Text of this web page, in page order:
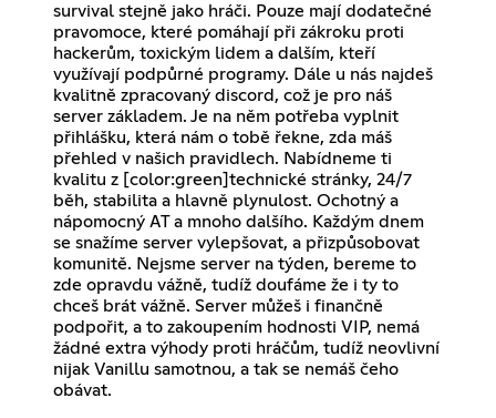
survival stejně jako hráči. Pouze mají dodatečné
pravomoce, které pomáhají při zákroku proti
hackerům, toxickým lidem a dalším, kteří
využívají podpůrné programy. Dále u nás najdeš
kvalitně zpracovaný discord, což je pro náš
server základem. Je na něm potřeba vyplnit
přihlášku, která nám o tobě řekne, zda máš
přehled v našich pravidlech. Nabídneme ti
kvalitu z [color:green]technické stránky, 24/7
běh, stabilita a hlavně plynulost. Ochotný a
nápomocný AT a mnoho dalšího. Každým dnem
se snažíme server vylepšovat, a přizpůsobovat
komunitě. Nejsme server na týden, bereme to
zde opravdu vážně, tudíž doufáme že i ty to
chceš brát vážně. Server můžeš i finančně
podpořit, a to zakoupením hodnosti VIP, nemá
žádné extra výhody proti hráčům, tudíž neovlivní
nijak Vanillu samotnou, a tak se nemáš čeho
obávat.